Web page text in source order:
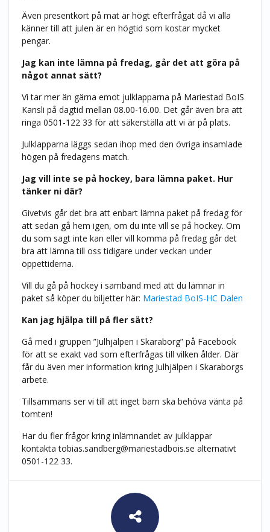
Även presentkort på mat är högt efterfrågat då vi alla
känner till att julen är en högtid som kostar mycket
pengar.
Jag kan inte lämna på fredag, går det att göra på
något annat sätt?
Vi tar mer än gärna emot julklapparna på Mariestad BoIS
Kansli på dagtid mellan 08.00-16.00. Det går även bra att
ringa 0501-122 33 för att säkerställa att vi är på plats.
Julklapparna läggs sedan ihop med den övriga insamlade
högen på fredagens match.
Jag vill inte se på hockey, bara lämna paket. Hur
tänker ni där?
Givetvis går det bra att enbart lämna paket på fredag för
att sedan gå hem igen, om du inte vill se på hockey. Om
du som sagt inte kan eller vill komma på fredag går det
bra att lämna till oss tidigare under veckan under
öppettiderna.
Vill du gå på hockey i samband med att du lämnar in
paket så köper du biljetter här: Mariestad BoIS-HC Dalen
Kan jag hjälpa till på fler sätt?
Gå med i gruppen ”Julhjälpen i Skaraborg” på Facebook
för att se exakt vad som efterfrågas till vilken ålder. Där
får du även mer information kring Julhjälpen i Skaraborgs
arbete.
Tillsammans ser vi till att inget barn ska behöva vänta på
tomten!
Har du fler frågor kring inlämnandet av julklappar
kontaktatobias.sandberg@mariestadbois.se alternativt
0501-122 33.